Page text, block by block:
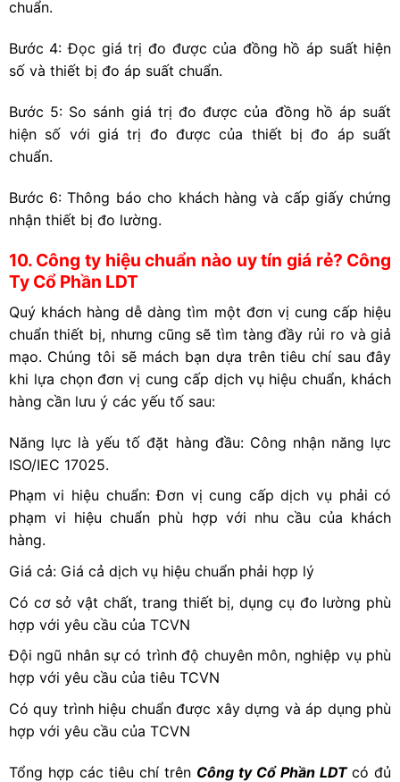
chuẩn.
Bước 4: Đọc giá trị đo được của đồng hồ áp suất hiện
số và thiết bị đo áp suất chuẩn.
Bước 5: So sánh giá trị đo được của đồng hồ áp suất
hiện số với giá trị đo được của thiết bị đo áp suất
chuẩn.
Bước 6: Thông báo cho khách hàng và cấp giấy chứng
nhận thiết bị đo lường.
10. Công ty hiệu chuẩn nào uy tín giá rẻ? Công
Ty Cổ Phần LDT
Quý khách hàng dễ dàng tìm một đơn vị cung cấp hiệu
chuẩn thiết bị, nhưng cũng sẽ tìm tàng đầy rủi ro và giả
mạo. Chúng tôi sẽ mách bạn dựa trên tiêu chí sau đây
khi lựa chọn đơn vị cung cấp dịch vụ hiệu chuẩn, khách
hàng cần lưu ý các yếu tố sau:
Năng lực là yếu tố đặt hàng đầu: Công nhận năng lực
ISO/IEC 17025.
Phạm vi hiệu chuẩn: Đơn vị cung cấp dịch vụ phải có
phạm vi hiệu chuẩn phù hợp với nhu cầu của khách
hàng.
Giá cả: Giá cả dịch vụ hiệu chuẩn phải hợp lý
Có cơ sở vật chất, trang thiết bị, dụng cụ đo lường phù
hợp với yêu cầu của TCVN
Đội ngũ nhân sự có trình độ chuyên môn, nghiệp vụ phù
hợp với yêu cầu của tiêu TCVN
Có quy trình hiệu chuẩn được xây dựng và áp dụng phù
hợp với yêu cầu của TCVN
Tổng hợp các tiêu chí trên Công ty Cổ Phần LDT có đủ